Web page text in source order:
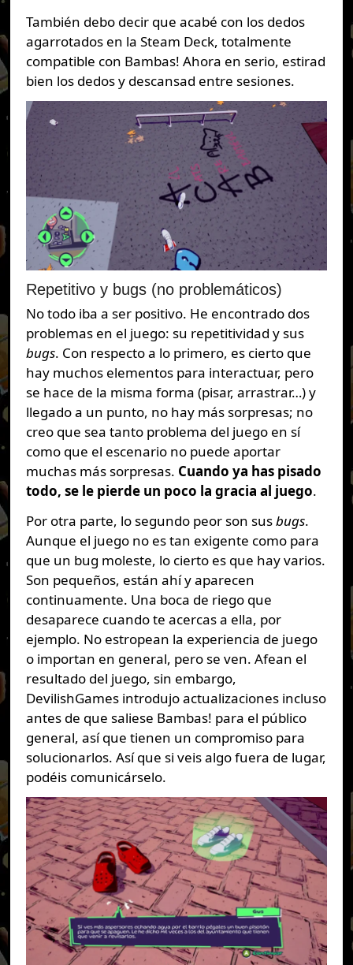
También debo decir que acabé con los dedos
agarrotados en la Steam Deck, totalmente
compatible con Bambas! Ahora en serio, estirad
bien los dedos y descansad entre sesiones.
Repetitivo y bugs (no problemáticos)
No todo iba a ser positivo. He encontrado dos
problemas en el juego: su repetitividad y sus
bugs. Con respecto a lo primero, es cierto que
hay muchos elementos para interactuar, pero
se hace de la misma forma (pisar, arrastrar…) y
llegado a un punto, no hay más sorpresas; no
creo que sea tanto problema del juego en sí
como que el escenario no puede aportar
muchas más sorpresas. Cuando ya has pisado
todo, se le pierde un poco la gracia al juego.
Por otra parte, lo segundo peor son susbugs.
Aunque el juego no es tan exigente como para
que un bug moleste, lo cierto es que hay varios.
Son pequeños, están ahí y aparecen
continuamente. Una boca de riego que
desaparece cuando te acercas a ella, por
ejemplo. No estropean la experiencia de juego
o importan en general, pero se ven. Afean el
resultado del juego, sin embargo,
DevilishGames introdujo actualizaciones incluso
antes de que saliese Bambas! para el público
general, así que tienen un compromiso para
solucionarlos. Así que si veis algo fuera de lugar,
podéis comunicárselo.